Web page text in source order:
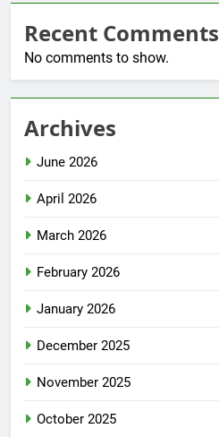
Recent Comments
No comments to show.
Archives
June 2026
April 2026
March 2026
February 2026
January 2026
December 2025
November 2025
October 2025